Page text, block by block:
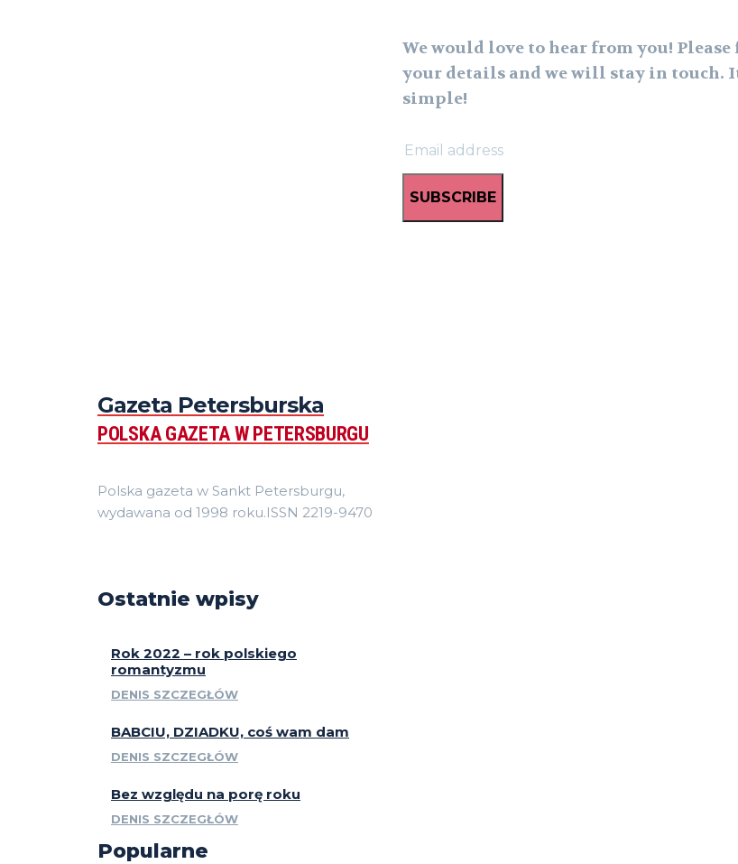
We would love to hear from you!
your details and we will stay in touch.
simple!
SUBSCRIBE
Gazeta Petersburska
POLSKA GAZETA W PETERSBURGU
Polska gazeta w Sankt Petersburgu,
wydawana od 1998 roku.ISSN 2219-9470
Ostatnie wpisy
Rok 2022 – rok polskiego
romantyzmu
DENIS SZCZEGŁÓW
BABCIU, DZIADKU, coś wam dam
DENIS SZCZEGŁÓW
Bez względu na porę roku
DENIS SZCZEGŁÓW
Popularne